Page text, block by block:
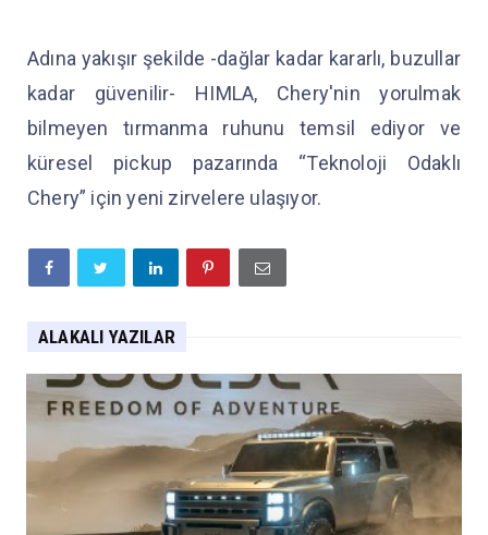
Adına yakışır şekilde -dağlar kadar kararlı, buzullar
kadar güvenilir- HIMLA, Chery'nin yorulmak
bilmeyen tırmanma ruhunu temsil ediyor ve
küresel pickup pazarında “Teknoloji Odaklı
Chery” için yeni zirvelere ulaşıyor.
ALAKALI YAZILAR